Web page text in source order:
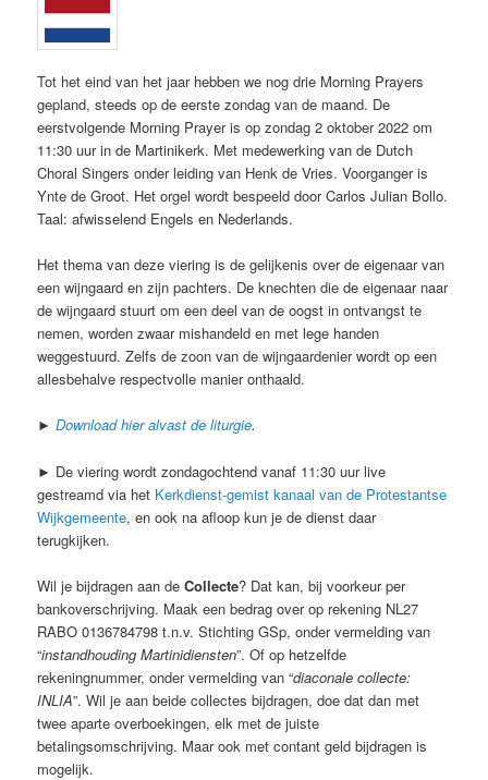
Tot het eind van het jaar hebben we nog drie Morning Prayers
gepland, steeds op de eerste zondag van de maand. De
eerstvolgende Morning Prayer is op zondag 2 oktober 2022 om
11:30 uur in de Martinikerk. Met medewerking van de Dutch
Choral Singers onder leiding van Henk de Vries. Voorganger is
Ynte de Groot. Het orgel wordt bespeeld door Carlos Julian Bollo.
Taal: afwisselend Engels en Nederlands.
Het thema van deze viering is de gelijkenis over de eigenaar van
een wijngaard en zijn pachters. De knechten die de eigenaar naar
de wijngaard stuurt om een deel van de oogst in ontvangst te
nemen, worden zwaar mishandeld en met lege handen
weggestuurd. Zelfs de zoon van de wijngaardenier wordt op een
allesbehalve respectvolle manier onthaald.
►Download hier alvast de liturgie.
► De viering wordt zondagochtend vanaf 11:30 uur live
gestreamd via het Kerkdienst-gemist kanaal van de Protestantse
Wijkgemeente, en ook na afloop kun je de dienst daar
terugkijken.
Wil je bijdragen aan deCollecte? Dat kan, bij voorkeur per
bankoverschrijving. Maak een bedrag over op rekening NL27
RABO 0136784798 t.n.v. Stichting GSp, onder vermelding van
“instandhouding Martinidiensten”. Of op hetzelfde
rekeningnummer, onder vermelding van “diaconale collecte:
INLIA”. Wil je aan beide collectes bijdragen, doe dat dan met
twee aparte overboekingen, elk met de juiste
betalingsomschrijving. Maar ook met contant geld bijdragen is
mogelijk.